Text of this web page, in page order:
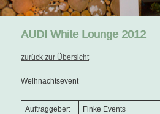
AUDI White Lounge 2012
zurück zur Übersicht
Weihnachtsevent
Auftraggeber: Finke Events